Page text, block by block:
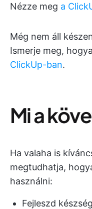
Nézze meg a
Még nem áll
Ismerje meg,
ClickUp-ban.
Mi a
Ha valaha is
megtudhatja,
használni:
Fejleszd